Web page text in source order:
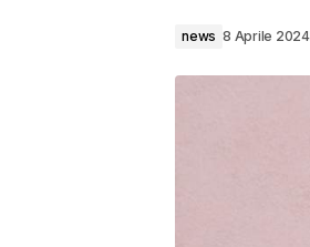
news 8 Aprile 2024